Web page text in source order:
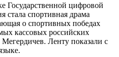
Государственной цифровой
стала спортивная драма
о спортивных победах
кассовых российских
Ленту показали с